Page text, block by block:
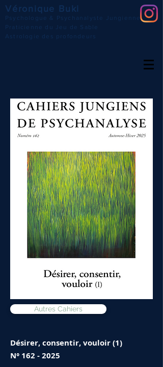
Véronique Buki
Psychologue & Psychanalyste Jungienne
Praticienne du Jeu de Sable
Astrologie des profondeurs
Autres Cahiers
Désirer, consentir, vouloir (1)
N° 162 - 2025